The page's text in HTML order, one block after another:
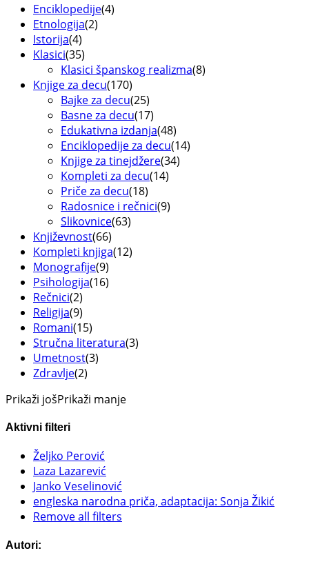
Enciklopedije(4)
Etnologija(2)
Istorija(4)
Klasici(35)
Klasici španskog realizma(8)
Knjige za decu(170)
Bajke za decu(25)
Basne za decu(17)
Edukativna izdanja(48)
Enciklopedije za decu(14)
Knjige za tinejdžere(34)
Kompleti za decu(14)
Priče za decu(18)
Radosnice i rečnici(9)
Slikovnice(63)
Književnost(66)
Kompleti knjiga(12)
Monografije(9)
Psihologija(16)
Rečnici(2)
Religija(9)
Romani(15)
Stručna literatura(3)
Umetnost(3)
Zdravlje(2)
Prikaži jošPrikaži manje
Aktivni filteri
Željko Perović
Laza Lazarević
Janko Veselinović
engleska narodna priča, adaptacija: Sonja Žikić
Remove all filters
Autori: